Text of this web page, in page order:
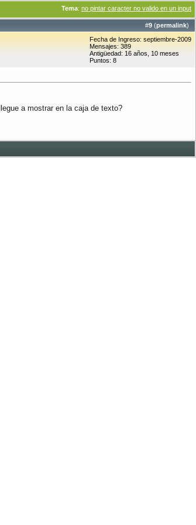
Tema: no pintar caracter no valido en un input
#9 (permalink)
Fecha de Ingreso: septiembre-2009
Mensajes: 389
Antigüedad: 16 años, 10 meses
Puntos: 8
a mostrar en la caja de texto?